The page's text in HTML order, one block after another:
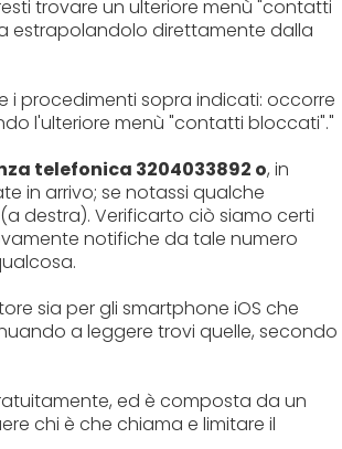
trovare un ulteriore menù "contatti
estrapolandolo direttamente dalla
i procedimenti sopra indicati: occorre
l'ulteriore menù "contatti bloccati"."
telefonica 3204033892 o, in
in arrivo; se notassi qualche
destra). Verificarto ciò siamo certi
notifiche da tale numero
sia per gli smartphone iOS che
a leggere trovi quelle, secondo
ed è composta da un
chi è che chiama e limitare il